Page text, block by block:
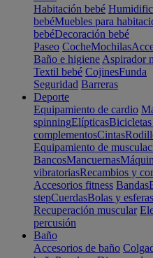
Habitación bebé
bebéMuebles para
bebéDecoración bebé
Paseo CocheMochilas
Baño e higiene Aspirador
Textil bebé CojinesFunda
Seguridad Barreras
Deporte
Equipamiento de cardio
spinningElípticasBicicletas
complementosCintas
Equipamiento de
BancosMancuernas
vibratoriasRecambios y
Accesorios fitness Bandas
stepCuerdasBolas y
Recuperación muscular
percusión
Baño
Accesorios de baño